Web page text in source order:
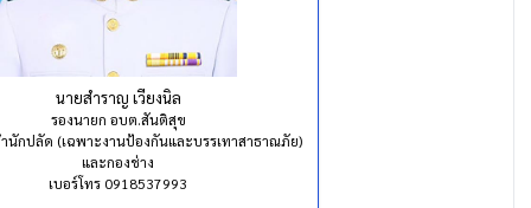
นายสำราญ เวียงนิล
รองนายก อบต.สันติสุข
นักปลัด (เฉพาะงานป้องกันและบรรเทาสาธาณภัย)
และกองช่าง
เบอร์โทร 0918537993